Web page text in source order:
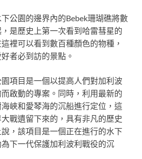
公園的邊界內的Bebek珊瑚礁將數
是歷史上第一次看到哈雷彗星的
裡可以看到數百種顏色的物種，
者必到訪的景點。
項目是一個以提高人們對加利波
啟動的專案。同時，利用最新的
峽和愛琴海的沉船進行定位，這
戰遺留下來的，具有非凡的歷史
，該項目是一個正在進行的水下
下一代保護加利波利戰役的沉